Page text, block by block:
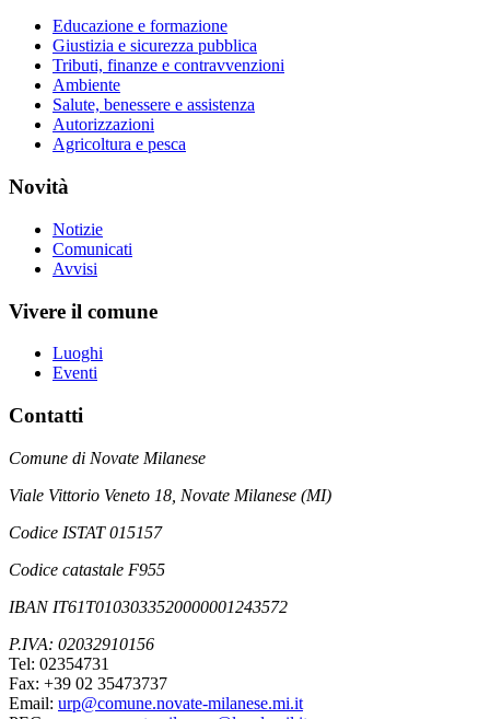
Educazione e formazione
Giustizia e sicurezza pubblica
Tributi, finanze e contravvenzioni
Ambiente
Salute, benessere e assistenza
Autorizzazioni
Agricoltura e pesca
Novità
Notizie
Comunicati
Avvisi
Vivere il comune
Luoghi
Eventi
Contatti
Comune di Novate Milanese
Viale Vittorio Veneto 18, Novate Milanese (MI)
Codice ISTAT 015157
Codice catastale F955
IBAN IT61T0103033520000001243572
P.IVA: 02032910156
Tel: 02354731
Fax: +39 02 35473737
Email: urp@comune.novate-milanese.mi.it